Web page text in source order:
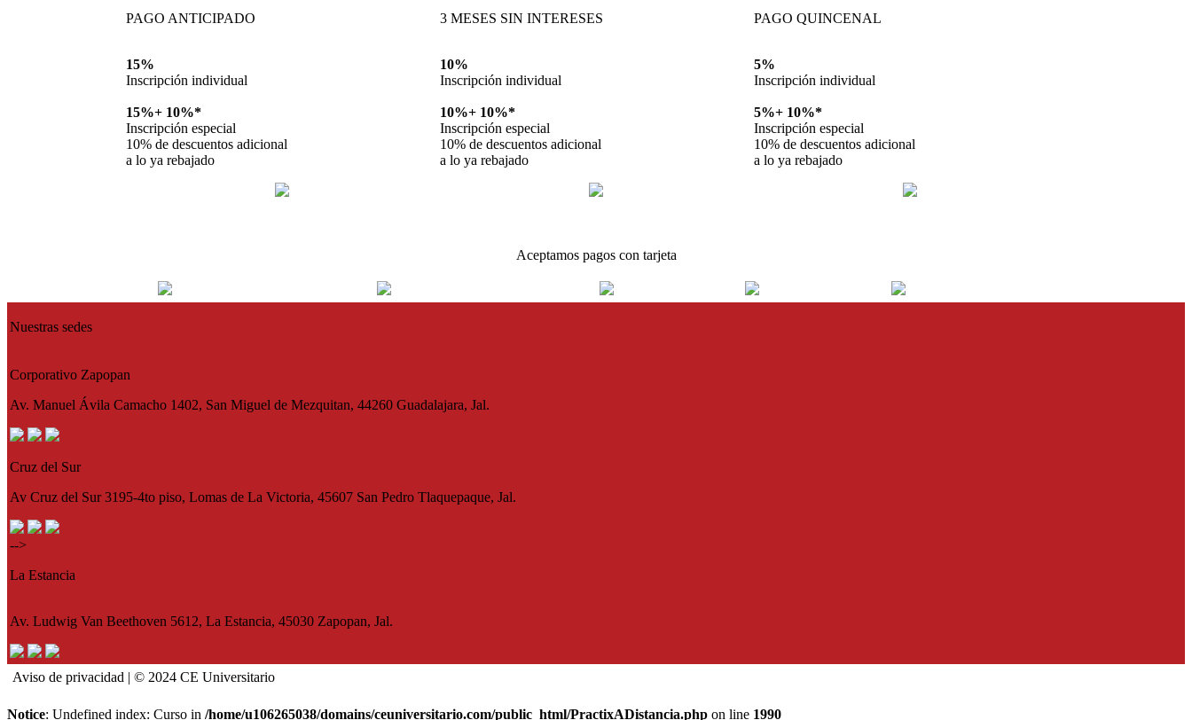
PAGO ANTICIPADO
15%
Inscripción individual
15%+ 10%*
Inscripción especial
10% de descuentos adicional
a lo ya rebajado
3 MESES SIN INTERESES
10%
Inscripción individual
10%+ 10%*
Inscripción especial
10% de descuentos adicional
a lo ya rebajado
PAGO QUINCENAL
5%
Inscripción individual
5%+ 10%*
Inscripción especial
10% de descuentos adicional
a lo ya rebajado
Aceptamos pagos con tarjeta
Nuestras sedes
Corporativo Zapopan
Av. Manuel Ávila Camacho 1402, San Miguel de Mezquitan, 44260 Guadalajara, Jal.
Cruz del Sur
Av Cruz del Sur 3195-4to piso, Lomas de La Victoria, 45607 San Pedro Tlaquepaque, Jal.
-->
La Estancia
Av. Ludwig Van Beethoven 5612, La Estancia, 45030 Zapopan, Jal.
Aviso de privacidad | © 2024 CE Universitario
Notice: Undefined index: Curso in /home/u106265038/domains/ceuniversitario.com/public_html/PractixADistancia.php on line 1990